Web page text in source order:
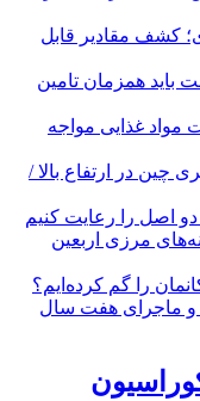
کشف مقادیر قابل
باید همزمان تامین
مواد غذایی مواجه
چین در ارتفاع بالا /
اصل را رعایت کنیم
مرزی اربعین
را گم کرده‌ایم؟
و ماجرای هفت سال